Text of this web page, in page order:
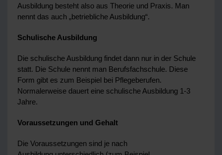
Ausbildung besteht also aus Theorie und Praxis. Man
nennt das auch „betriebliche Ausbildung“.
Schulische Ausbildung
Die schulische Ausbildung findet dann nur in der Schule
statt. Die Schule nennt man Berufsfachschule. Diese
Form gibt es zum Beispiel bei Pflegeberufen.
Normalerweise dauert eine schulische Ausbildung 1-3
Jahre.
Voraussetzungen und Gehalt
Die Voraussetzungen sind je nach